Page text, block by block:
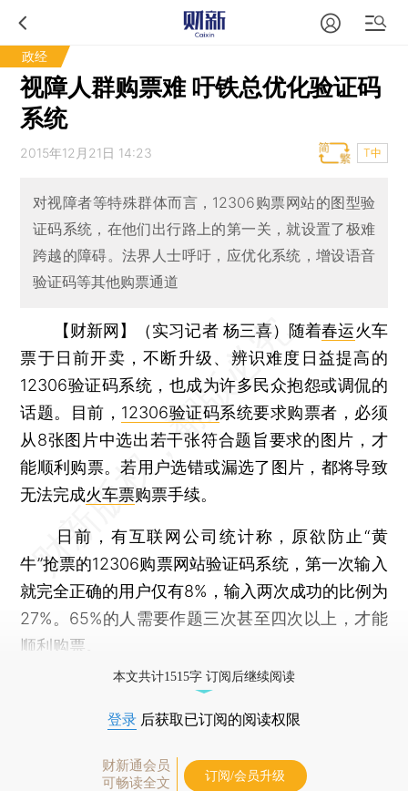
政经
视障人群购票难 吁铁总优化验证码
系统
2015年12月21日 14:23 T中
对视障者等特殊群体而言，12306购票网站的图型验
证码系统，在他们出行路上的第一关，就设置了极难
跨越的障碍。法界人士呼吁，应优化系统，增设语音
验证码等其他购票通道
【财新网】（实习记者 杨三喜） 随着春运火车
票于日前开卖，不断升级、辨识难度日益提高的
12306验证码系统，也成为许多民众抱怨或调侃的
话题。目前， 12306验证码系统要求购票者，必须
从8张图片中选出若干张符合题旨要求的图片，才
能顺利购票。若用户选错或漏选了图片，都将导致
无法完成火车票购票手续。
日前，有互联网公司统计称，原欲防止“黄
牛”抢票的12306购票网站验证码系统，第一次输入
就完全正确的用户仅有8%，输入两次成功的比例为
27%。65%的人需要作题三次甚至四次以上，才能
顺利购票。
本文共计1515字 订阅后继续阅读
登录 后获取已订阅的阅读权限
财新通会员
可畅读全文
订阅/会员升级